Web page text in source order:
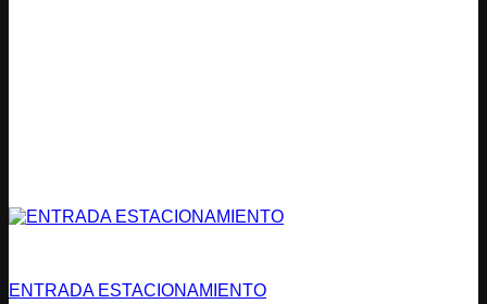
ENTRADA ESTACIONAMIENTO